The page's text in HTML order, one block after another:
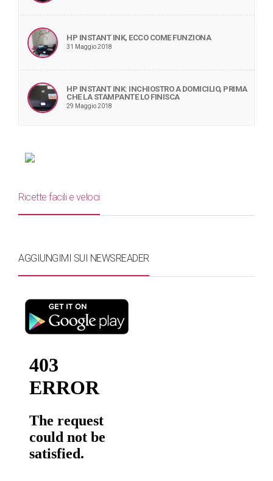
HP INSTANT INK, ECCO COME FUNZIONA
31 Maggio 2018
HP INSTANT INK: INCHIOSTRO A DOMICILIO, PRIMA
CHE LA STAMPANTE LO FINISCA
29 Maggio 2018
Ricette facili e veloci
AGGIUNGIMI SUI NEWSREADER